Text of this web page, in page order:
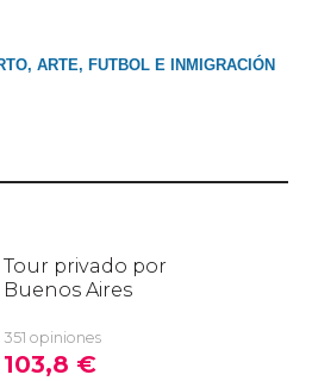
ARTE, FUTBOL E INMIGRACIÓN